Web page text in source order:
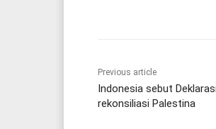
Previous article
Indonesia sebut
rekonsiliasi Palestina